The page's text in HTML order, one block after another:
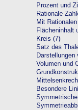
Prozent und
Rationale
Mit
Flächeninhalt
Kreis (7)
Satz des
Darstellungen
Volumen und
Besondere